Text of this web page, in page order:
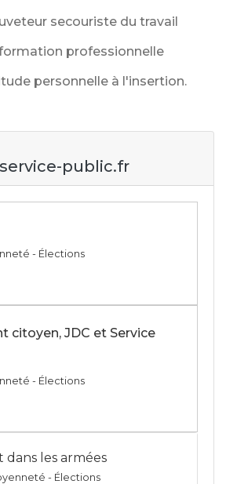
secouriste du travail
professionnelle
personnelle à l'insertion.
public.fr
- Élections
citoyen, JDC et Service
- Élections
dans les armées
- Élections